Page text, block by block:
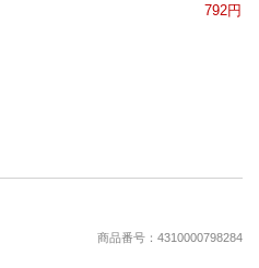
792円
商品番号：4310000798284